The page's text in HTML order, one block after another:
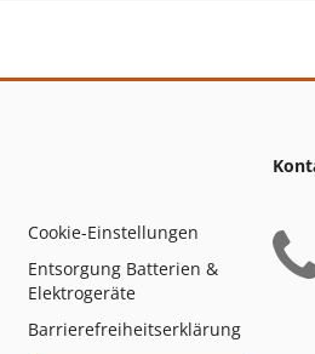
Cookie-Einstellungen
Entsorgung Batterien &
Elektrogeräte
Barrierefreiheitserklärung